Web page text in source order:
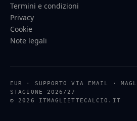
Termini e condizioni
Privacy
Cookie
Note legali
EUR · SUPPORTO VIA EMAIL ·
STAGIONE 2026/27
© 2026 ITMAGLIETTECALCIO.IT